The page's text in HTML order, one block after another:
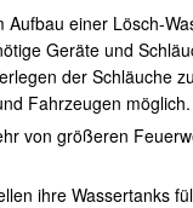
einer Lösch-
Geräte und
der Schläuche
Fahrzeugen möglich.
von größeren
ihre Wassertanks